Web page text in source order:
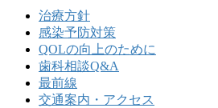
治療方針
感染予防対策
QOLの向上のために
歯科相談Q&A
最前線
交通案内・アクセス